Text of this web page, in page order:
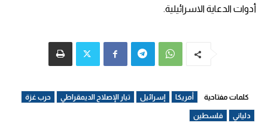
أدوات الدعاية الاسرائيلية.
كلمات مفتاحية أمريكا إسرائيل تيار الإصلاح الديمقراطي حرب غزة
دلياني فلسطين